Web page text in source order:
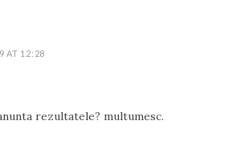
AT 12:28
rezultatele? multumesc.